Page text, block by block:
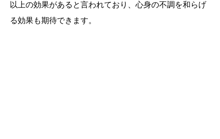
以上の効果があると言われており、心身の不調を和らげ
る効果も期待できます。